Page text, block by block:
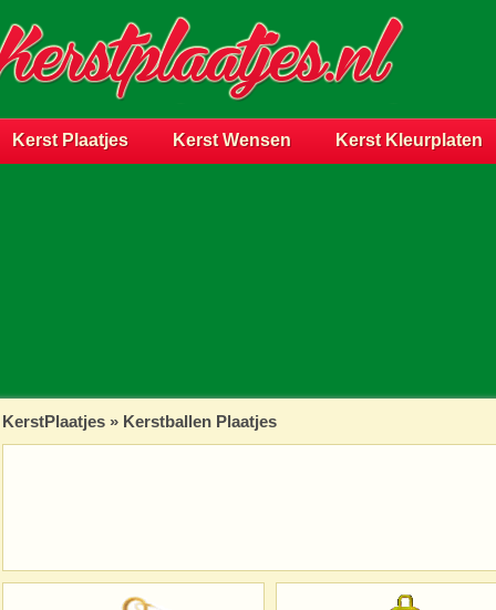
Kerst Plaatjes Kerst Wensen Kerst Kleurplaten
KerstPlaatjes » Kerstballen Plaatjes